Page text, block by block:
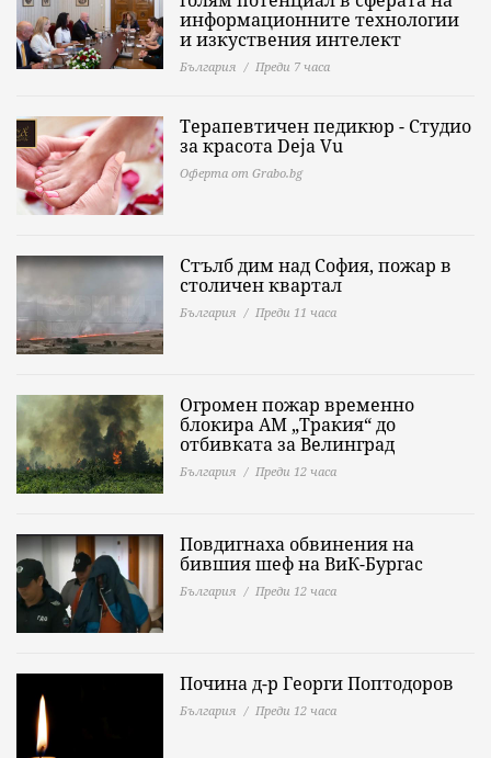
информационните технологии
и изкуствения интелект
България Преди 7 часа
Терапевтичен педикюр - Студио
за красота Deja Vu
Оферта от Grabo.bg
Стълб дим над София, пожар в
столичен квартал
България Преди 11 часа
Огромен пожар временно
блокира АМ „Тракия“ до
отбивката за Велинград
България Преди 12 часа
Повдигнаха обвинения на
бившия шеф на ВиК-Бургас
България Преди 12 часа
Почина д-р Георги Поптодоров
България Преди 12 часа